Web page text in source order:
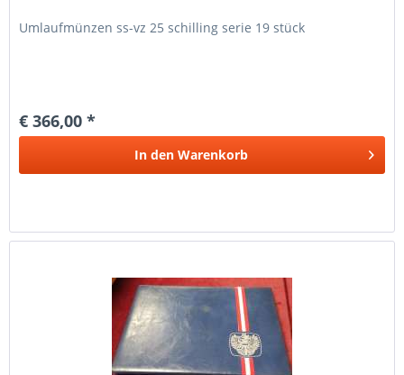
Umlaufmünzen ss-vz 25 schilling serie 19 stück
€ 366,00 *
In den Warenkorb